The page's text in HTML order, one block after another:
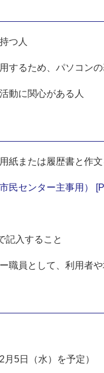
つ人
するため、パソコン
動に関心がある人
紙または履歴書と作
民センター主事用）
記入すること
職員として、利用者や
月5日（水）を予定）